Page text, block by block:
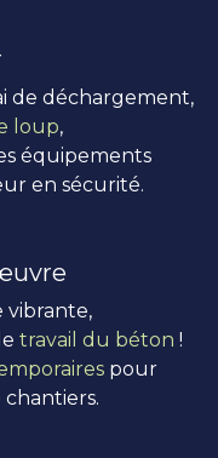
de déchargement,
loup,
équipements
en sécurité.
vibrante,
travail du béton !
pour